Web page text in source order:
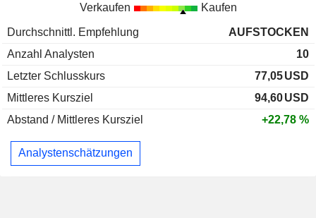
Verkaufen Kaufen
Durchschnittl. Empfehlung
AUFSTOCKEN
Anzahl Analysten
10
Letzter Schlusskurs
77,05USD
Mittleres Kursziel
94,60USD
Abstand / Mittleres Kursziel
+22,78 %
Analystenschätzungen